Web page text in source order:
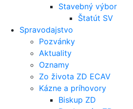
Stavebný výbor
Štatút SV
Spravodajstvo
Pozvánky
Aktuality
Oznamy
Zo života ZD ECAV
Kázne a príhovory
Biskup ZD